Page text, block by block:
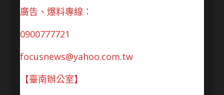
廣告、爆料專線：
0900777721
focusnews@yahoo.com.tw
【臺南辦公室】